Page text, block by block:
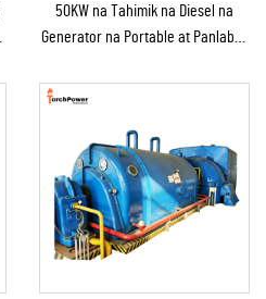
50KW na Tahimik na Diesel na
Generator na Portable at Panlabas
Panlabas na Konstruksyon at